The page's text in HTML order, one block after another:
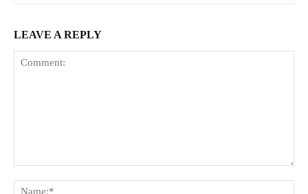
LEAVE A REPLY